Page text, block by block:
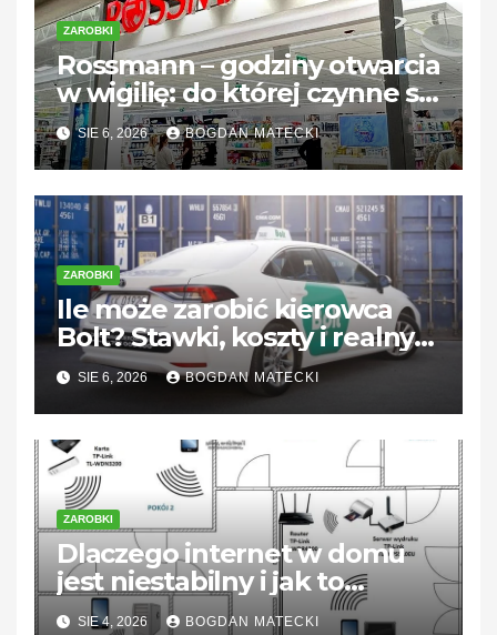
ZAROBKI
Rossmann – godziny otwarcia
w wigilię: do której czynne są
sklepy?
SIE 6, 2026 BOGDAN MATECKI
ZAROBKI
Ile może zarobić kierowca
Bolt? Stawki, koszty i realny
dochód
SIE 6, 2026 BOGDAN MATECKI
ZAROBKI
Dlaczego internet w domu
jest niestabilny i jak to
naprawić
SIE 4, 2026 BOGDAN MATECKI